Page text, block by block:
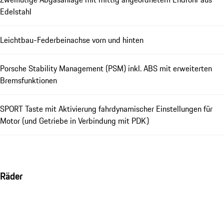
Edelstahl
Leichtbau-Federbeinachse vorn und hinten
Porsche Stability Management (PSM) inkl. ABS mit erweiterten
Bremsfunktionen
SPORT Taste mit Aktivierung fahrdynamischer Einstellungen für
Motor (und Getriebe in Verbindung mit PDK)
Räder